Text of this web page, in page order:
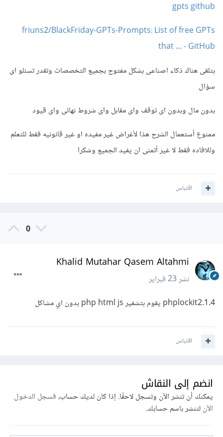
gpts github
friuns2/BlackFriday-GPTs-Prompts: List of free GPTs
that ... - GitHub
بتلقى هناك ذكاء اصناعى بشكل مفتوح بجميع التخصصات وتقدر تسئلو اى
سؤال
بدون مال وبدون اى توقف واى مقابل واى شروط نهائى واى قيود
ممنوع أستعمال الشرح هذا لأغراض غير مفيده او غير قانونيه فقط للتعلم
وللافاده فقط لا غير أتمنى ان يفيد الجميع وشكرا
اقتباس
0
Khalid Mutahar Qasem Altahmi
نشر23 فبراير
phplockit2.1.4 يقوم بتشفير php html js بدون اي مشاكل
اقتباس
انضم إلى النقاش
يمكنك أن تنشر الآن وتسجل لاحقًا. إذا كان لديك حساب،فسجل الدخول
الآنلتنشر باسم حسابك.